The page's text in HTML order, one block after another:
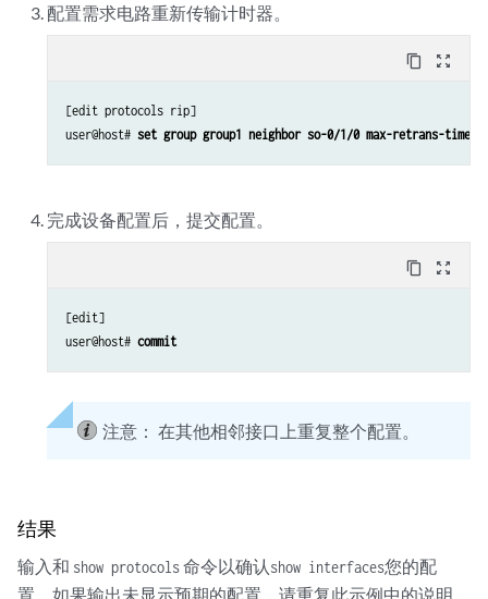
配置需求电路重新传输计时器。
content_copy zoom_out_map
[edit protocols rip]
user@host# set group group1 neighbor so-0/1/0 max-retrans-time
完成设备配置后，提交配置。
content_copy zoom_out_map
[edit]
user@host# commit
注意： 在其他相邻接口上重复整个配置。
结果
输入和 show protocols命令以确认 show interfaces您的配
置。如果输出未显示预期的配置，请重复此示例中的说明，